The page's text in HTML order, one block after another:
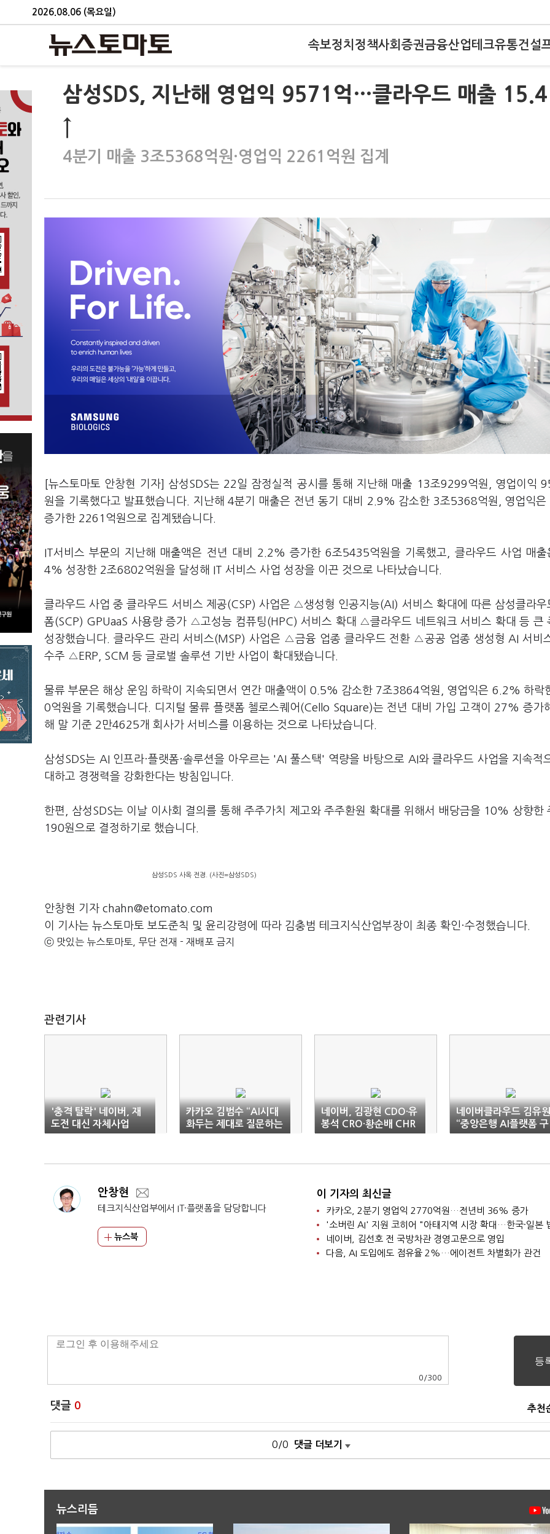
2026.08.06 (목요일)
속보정치 정책사회 증권금융산업테크유통건설
삼성SDS, 지난해 영업익 9571억…클라우드 매출
↑
4분기 매출 3조5368억원·영업익 2261억원 집계
[뉴스토마토 안창현 기자] 삼성SDS는 22일 잠정실적 공시를 통해 지난해 매출 13조9299억원, 영업이익
원을 기록했다고 발표했습니다. 지난해 4분기 매출은 전년 동기 대비 2.9% 감소한 3조5368억원, 영업익
증가한 2261억원으로 집계됐습니다.
IT서비스 부문의 지난해 매출액은 전년 대비 2.2% 증가한 6조5435억원을 기록했고, 클라우드 사업 매
4% 성장한 2조6802억원을 달성해 IT 서비스 사업 성장을 이끈 것으로 나타났습니다.
클라우드 사업 중 클라우드 서비스 제공(CSP) 사업은 △생성형 인공지능(AI) 서비스 확대에 따른 삼성클라우
폼(SCP) GPUaaS 사용량 증가 △고성능 컴퓨팅(HPC) 서비스 확대 △클라우드 네트워크 서비스 확대 등 큰
성장했습니다. 클라우드 관리 서비스(MSP) 사업은 △금융 업종 클라우드 전환 △공공 업종 생성형 AI 서비
수주 △ERP, SCM 등 글로벌 솔루션 기반 사업이 확대됐습니다.
물류 부문은 해상 운임 하락이 지속되면서 연간 매출액이 0.5% 감소한 7조3864억원, 영업익은 6.2% 하락
0억원을 기록했습니다. 디지털 물류 플랫폼 첼로스퀘어(Cello Square)는 전년 대비 가입 고객이 27% 증가
해 말 기준 2만4625개 회사가 서비스를 이용하는 것으로 나타났습니다.
삼성SDS는 AI 인프라·플랫폼·솔루션을 아우르는 'AI 풀스택' 역량을 바탕으로 AI와 클라우드 사업을 지속적
대하고 경쟁력을 강화한다는 방침입니다.
한편, 삼성SDS는 이날 이사회 결의를 통해 주주가치 제고와 주주환원 확대를 위해서 배당금을 10% 상향한
190원으로 결정하기로 했습니다.
삼성SDS 사옥 전경. (사진=삼성SDS)
안창현 기자 chahn@etomato.com
이 기사는 뉴스토마토 보도준칙 및 윤리강령에 따라 김충범 테크지식산업부장이 최종 확인·수정했습니다.
ⓒ 맛있는 뉴스토마토, 무단 전재 - 재배포 금지
관련기사
'충격 탈락' 네이버, 재
도전 대신 자체사업
카카오 김범수 “AI시대
화두는 제대로 질문하는
능력”
네이버, 김광현 CDO·유
봉석 CRO·황순배 CHR
O 선임
네이버클라우드 김유원
“중앙은행 AI플랫폼 구
축은 세계 최초”
안창현
테크지식산업부에서 IT·플랫폼을 담당합니다
뉴스북
이 기자의 최신글
카카오, 2분기 영업익 2770억원…전년비 36% 증가
네이버, 김선호 전 국방차관 경영고문으로 영입
다음, AI 도입에도 점유율 2%…에이전트 차별화가 관건
0 /300
댓글 0 추천
0/0 댓글 더보기
뉴스리듬